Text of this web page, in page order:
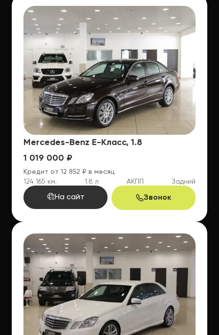
Mercedes-Benz E-Класс, 1.8
1 019 000 ₽
Кредит от 12 852 ₽ в месяц
124 165 км.
1.8 л АКПП Задний
На сайт Звонок